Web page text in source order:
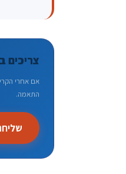
צריכים
אם אחרי
התאמה.